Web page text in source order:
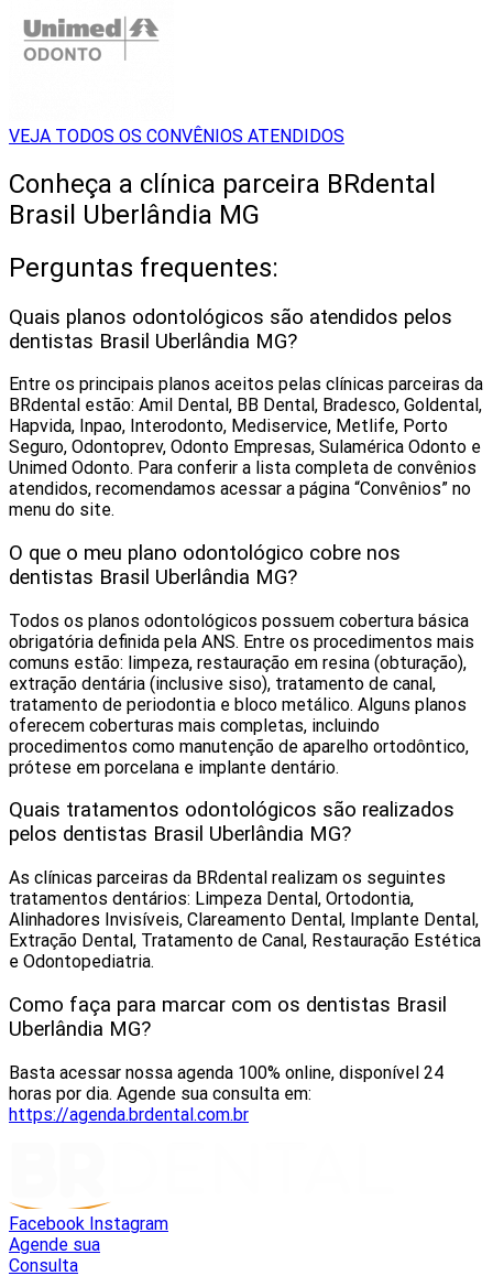
VEJA TODOS OS CONVÊNIOS ATENDIDOS
Conheça a clínica parceira BRdental
Brasil Uberlândia MG
Perguntas frequentes:
Quais planos odontológicos são atendidos pelos
dentistas Brasil Uberlândia MG?
Entre os principais planos aceitos pelas clínicas parceiras da
BRdental estão: Amil Dental, BB Dental, Bradesco, Goldental,
Hapvida, Inpao, Interodonto, Mediservice, Metlife, Porto
Seguro, Odontoprev, Odonto Empresas, Sulamérica Odonto e
Unimed Odonto. Para conferir a lista completa de convênios
atendidos, recomendamos acessar a página “Convênios” no
menu do site.
O que o meu plano odontológico cobre nos
dentistas Brasil Uberlândia MG?
Todos os planos odontológicos possuem cobertura básica
obrigatória definida pela ANS. Entre os procedimentos mais
comuns estão: limpeza, restauração em resina (obturação),
extração dentária (inclusive siso), tratamento de canal,
tratamento de periodontia e bloco metálico. Alguns planos
oferecem coberturas mais completas, incluindo
procedimentos como manutenção de aparelho ortodôntico,
prótese em porcelana e implante dentário.
Quais tratamentos odontológicos são realizados
pelos dentistas Brasil Uberlândia MG?
As clínicas parceiras da BRdental realizam os seguintes
tratamentos dentários: Limpeza Dental, Ortodontia,
Alinhadores Invisíveis, Clareamento Dental, Implante Dental,
Extração Dental, Tratamento de Canal, Restauração Estética
e Odontopediatria.
Como faça para marcar com os dentistas Brasil
Uberlândia MG?
Basta acessar nossa agenda 100% online, disponível 24
horas por dia. Agende sua consulta em:
https://agenda.brdental.com.br
Facebook Instagram
Agende sua
Consulta